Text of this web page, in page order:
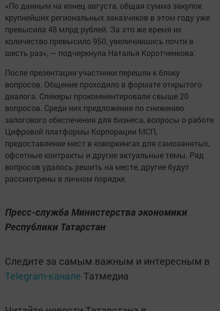
«По данным на конец августа, общая сумма закупок
крупнейших региональных заказчиков в этом году уже
превысила 48 млрд рублей. За это же время их
количество превысило 950, увеличившись почти в
шесть раз», — подчеркнула Наталья Коротченкова.
После презентации участники перешли к блоку
вопросов. Общение проходило в формате открытого
диалога. Спикеры прокомментировали свыше 20
вопросов. Среди них предложения по снижению
залогового обеспечения для бизнеса, вопросы о работе
Цифровой платформы Корпорации МСП,
предоставление мест в коворкингах для самозанятых,
офсетные контракты и другие актуальные темы. Ряд
вопросов удалось решить на месте, другие будут
рассмотрены в личном порядке.
Пресс-служба Министерства экономики
Республики Татарстан
Следите за самым важным и интересным в
Telegram-канале Татмедиа